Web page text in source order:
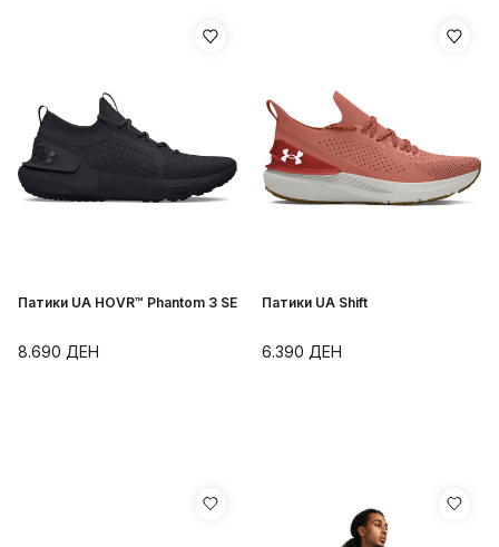
Патики UA HOVR™ Phantom 3 SE
8.690 ДЕН
Патики UA Shift
6.390 ДЕН